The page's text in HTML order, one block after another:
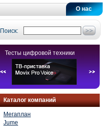
О нас
Поиск:
Тесты цифровой техники
Каталог компаний
Мегаплан
Jume